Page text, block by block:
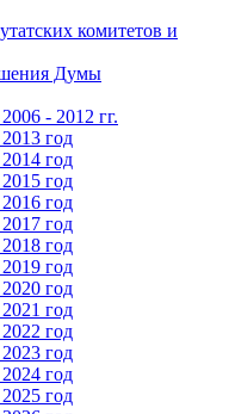
комитетов и
Думы
- 2012 гг.
год
год
год
год
год
год
год
год
год
год
год
год
год